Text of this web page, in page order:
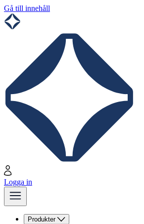
Gå till innehåll
Logga in
Produkter